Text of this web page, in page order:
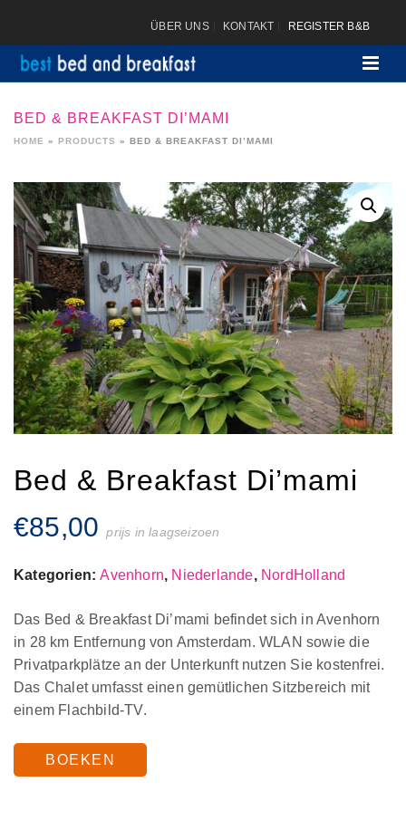
ÜBER UNS KONTAKT REGISTER B&B
BED & BREAKFAST DI’MAMI
HOME » PRODUCTS » BED & BREAKFAST DI’MAMI
Bed & Breakfast Di’mami
€85,00 prijs in laagseizoen
Kategorien:Avenhorn, Niederlande, NordHolland
Das Bed & Breakfast Di’mami befindet sich in Avenhorn
in 28 km Entfernung von Amsterdam. WLAN sowie die
Privatparkplätze an der Unterkunft nutzen Sie kostenfrei.
Das Chalet umfasst einen gemütlichen Sitzbereich mit
einem Flachbild-TV.
BOEKEN